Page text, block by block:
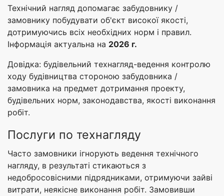
Технічний нагляд допомагає забудовнику /
замовнику побудувати об'єкт високої якості,
дотримуючись всіх необхідних норм і правил.
Інформація актуальна на 2026 г.
Довідка: будівельний технагляд-ведення контролю
ходу будівництва стороною забудовника /
замовника на предмет дотримання проекту,
будівельних норм, законодавства, якості виконання
робіт.
Послуги по технагляду
Часто замовники ігнорують ведення технічного
нагляду, в результаті стикаються з
недобросовісними підрядниками, отримуючи зайві
витрати, неякісне виконання робіт. Замовивши